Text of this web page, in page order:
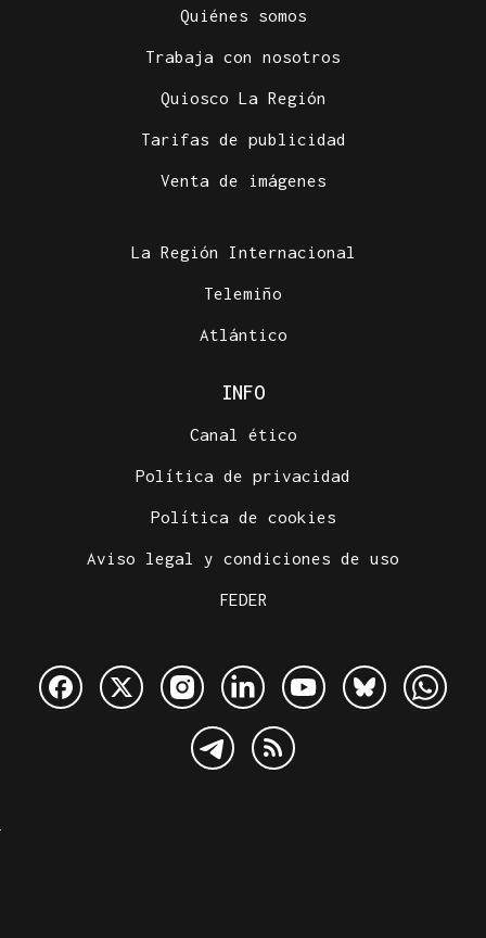
Quiénes somos
Trabaja con nosotros
Quiosco La Región
Tarifas de publicidad
Venta de imágenes
La Región Internacional
Telemiño
Atlántico
INFO
Canal ético
Política de privacidad
Política de cookies
Aviso legal y condiciones de uso
FEDER